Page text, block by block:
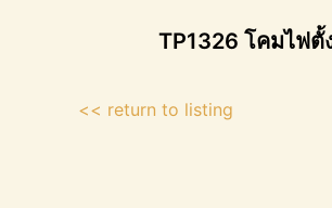
TP1326 โคมไฟตั้
<< return to listing